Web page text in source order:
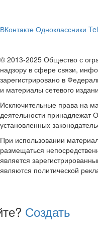
ВКонтакте Одноклассники
© 2013-2025 Общество с
надзору в сфере связи,
зарегистрировано в
и материалы сетевого
Исключительные права на
деятельности
установленных
При использовании
размещаться
является
являются политической
Создать